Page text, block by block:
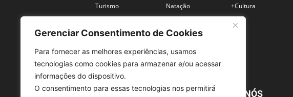
Gerenciar Consentimento de Cookies
Para fornecer as melhores experiências, usamos
tecnologias como cookies para armazenar e/ou acessar
informações do dispositivo.
O consentimento para essas tecnologias nos permitirá
Turismo
Natação
+Cultura
SOBRE NÓS